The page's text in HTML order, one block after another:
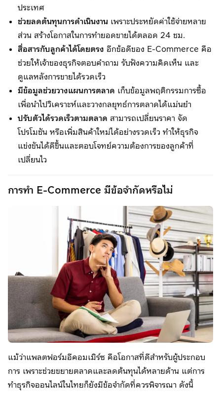
ประเทศ
ช่วยลดต้นทุนการดำเนินงาน เพราะประหยัดค่าใช้จ่ายหลาย
ส่วน สร้างโอกาสในการทำยอดขายได้ตลอด 24 ชม.
สื่อสารกับลูกค้าได้โดยตรง อีกข้อดีของ E-Commerce คือ
ช่วยให้เจ้าของธุรกิจตอบคำถาม รับฟังความคิดเห็น และ
ดูแลหลังการขายได้รวดเร็ว
มีข้อมูลช่วยวางแผนการตลาด เก็บข้อมูลพฤติกรรมการซื้อ
เพื่อนำไปวิเคราะห์และวางกลยุทธ์การตลาดได้แม่นยำ
ปรับตัวได้รวดเร็วตามตลาด สามารถเปลี่ยนราคา จัด
โปรโมชัน หรือเพิ่มสินค้าใหม่ได้อย่างรวดเร็ว ทำให้ธุรกิจ
แข่งขันได้ดีขึ้นและตอบโจทย์ความต้องการของลูกค้าที่
เปลี่ยนไว
การทำ E-Commerce มีข้อจำกัดหรือไม่
แม้ว่าแพลตฟอร์มอีคอมเมิร์ซ คือโอกาสที่ดีสำหรับผู้ประกอบ
การ เพราะช่วยขยายตลาดและลดต้นทุนได้หลายด้าน แต่การ
ทำธุรกิจออนไลน์ในไทยก็ยังมีข้อจำกัดที่ควรพิจารณา ดังนี้